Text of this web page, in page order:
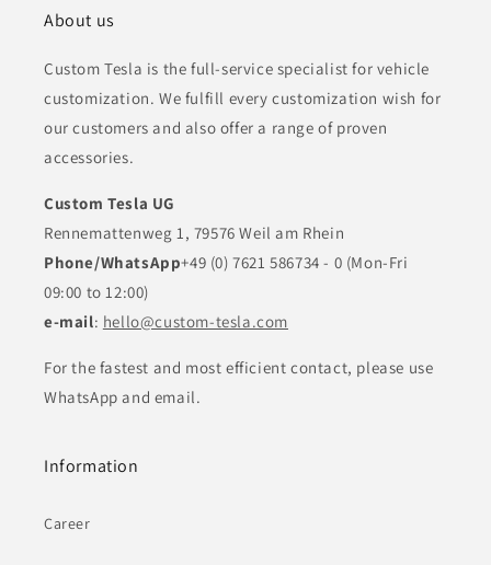
About us
Custom Tesla is the full-service specialist for vehicle
customization. We fulfill every customization wish for
our customers and also offer a range of proven
accessories.
Custom Tesla UG
Rennemattenweg 1, 79576 Weil am Rhein
Phone/WhatsApp+49 (0) 7621 586734 - 0 (Mon-Fri
09:00 to 12:00)
e-mail: hello@custom-tesla.com
For the fastest and most efficient contact, please use
WhatsApp and email.
Information
Career